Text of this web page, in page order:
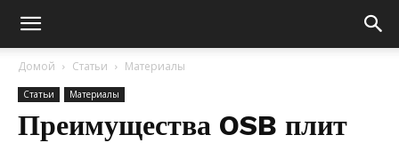
Домой Статьи Материалы
Статьи Материалы
Преимущества OSB плит